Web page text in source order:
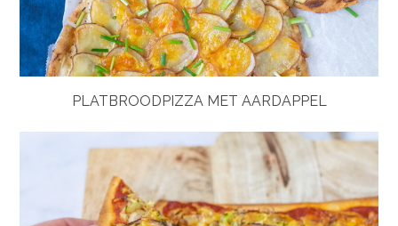
PLATBROODPIZZA MET AARDAPPEL